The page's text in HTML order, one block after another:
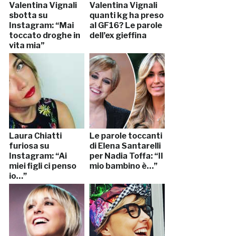
Valentina Vignali
sbotta su
Instagram: “Mai
toccato droghe in
vita mia”
Valentina Vignali
quanti kg ha preso
al GF16? Le parole
dell’ex gieffina
Laura Chiatti
furiosa su
Instagram: “Ai
miei figli ci penso
io…”
Le parole toccanti
di Elena Santarelli
per Nadia Toffa: “Il
mio bambino è…”